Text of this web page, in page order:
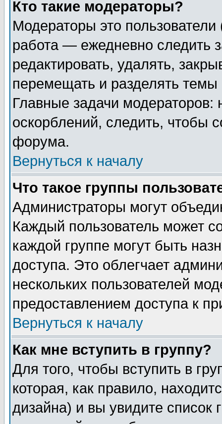
Кто такие модераторы?
Модераторы это
работа — ежедневно следить
редактировать, удалять,
перемещать и разделять
Главные задачи
оскорблений, следить, чтобы
форума.
Вернуться к началу
Что такое группы
Администраторы могут
Каждый пользователь может
каждой группе могут быть
доступа. Это облегчает
нескольких пользователей
предоставлением доступа к
Вернуться к началу
Как мне вступить в группу?
Для того, чтобы вступить в
которая, как правило,
дизайна) и вы увидите список